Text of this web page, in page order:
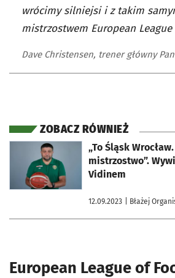
wrócimy silniejsi i z takim
mistrzostwem European
Dave Christensen, trener główny
ZOBACZ RÓWNIEŻ
„To Śląsk
mistrzostwo”.
Vidinem
12.09.2023 | Błażej
otworzy się w nowej karcie
European League of